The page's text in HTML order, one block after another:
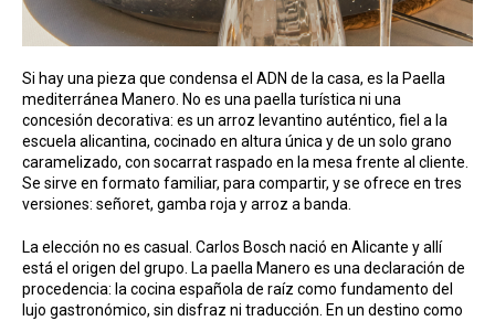
Si hay una pieza que condensa el ADN de la casa, es la Paella
mediterránea Manero. No es una paella turística ni una
concesión decorativa: es un arroz levantino auténtico, fiel a la
escuela alicantina, cocinado en altura única y de un solo grano
caramelizado, con socarrat raspado en la mesa frente al cliente.
Se sirve en formato familiar, para compartir, y se ofrece en tres
versiones: señoret, gamba roja y arroz a banda.
La elección no es casual. Carlos Bosch nació en Alicante y allí
está el origen del grupo. La paella Manero es una declaración de
procedencia: la cocina española de raíz como fundamento del
lujo gastronómico, sin disfraz ni traducción. En un destino como